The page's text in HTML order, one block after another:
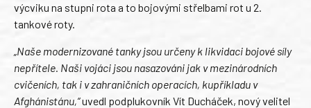
výcviku na stupni rota a to bojovými střelbami rot u 2.
tankové roty.
„Naše modernizované tanky jsou určeny k likvidaci bojové síly
nepřítele. Naši vojáci jsou nasazováni jak v mezinárodních
cvičeních, tak i v zahraničních operacích, kupříkladu v
Afghánistánu,“uvedl podplukovník Vít Ducháček, nový velitel